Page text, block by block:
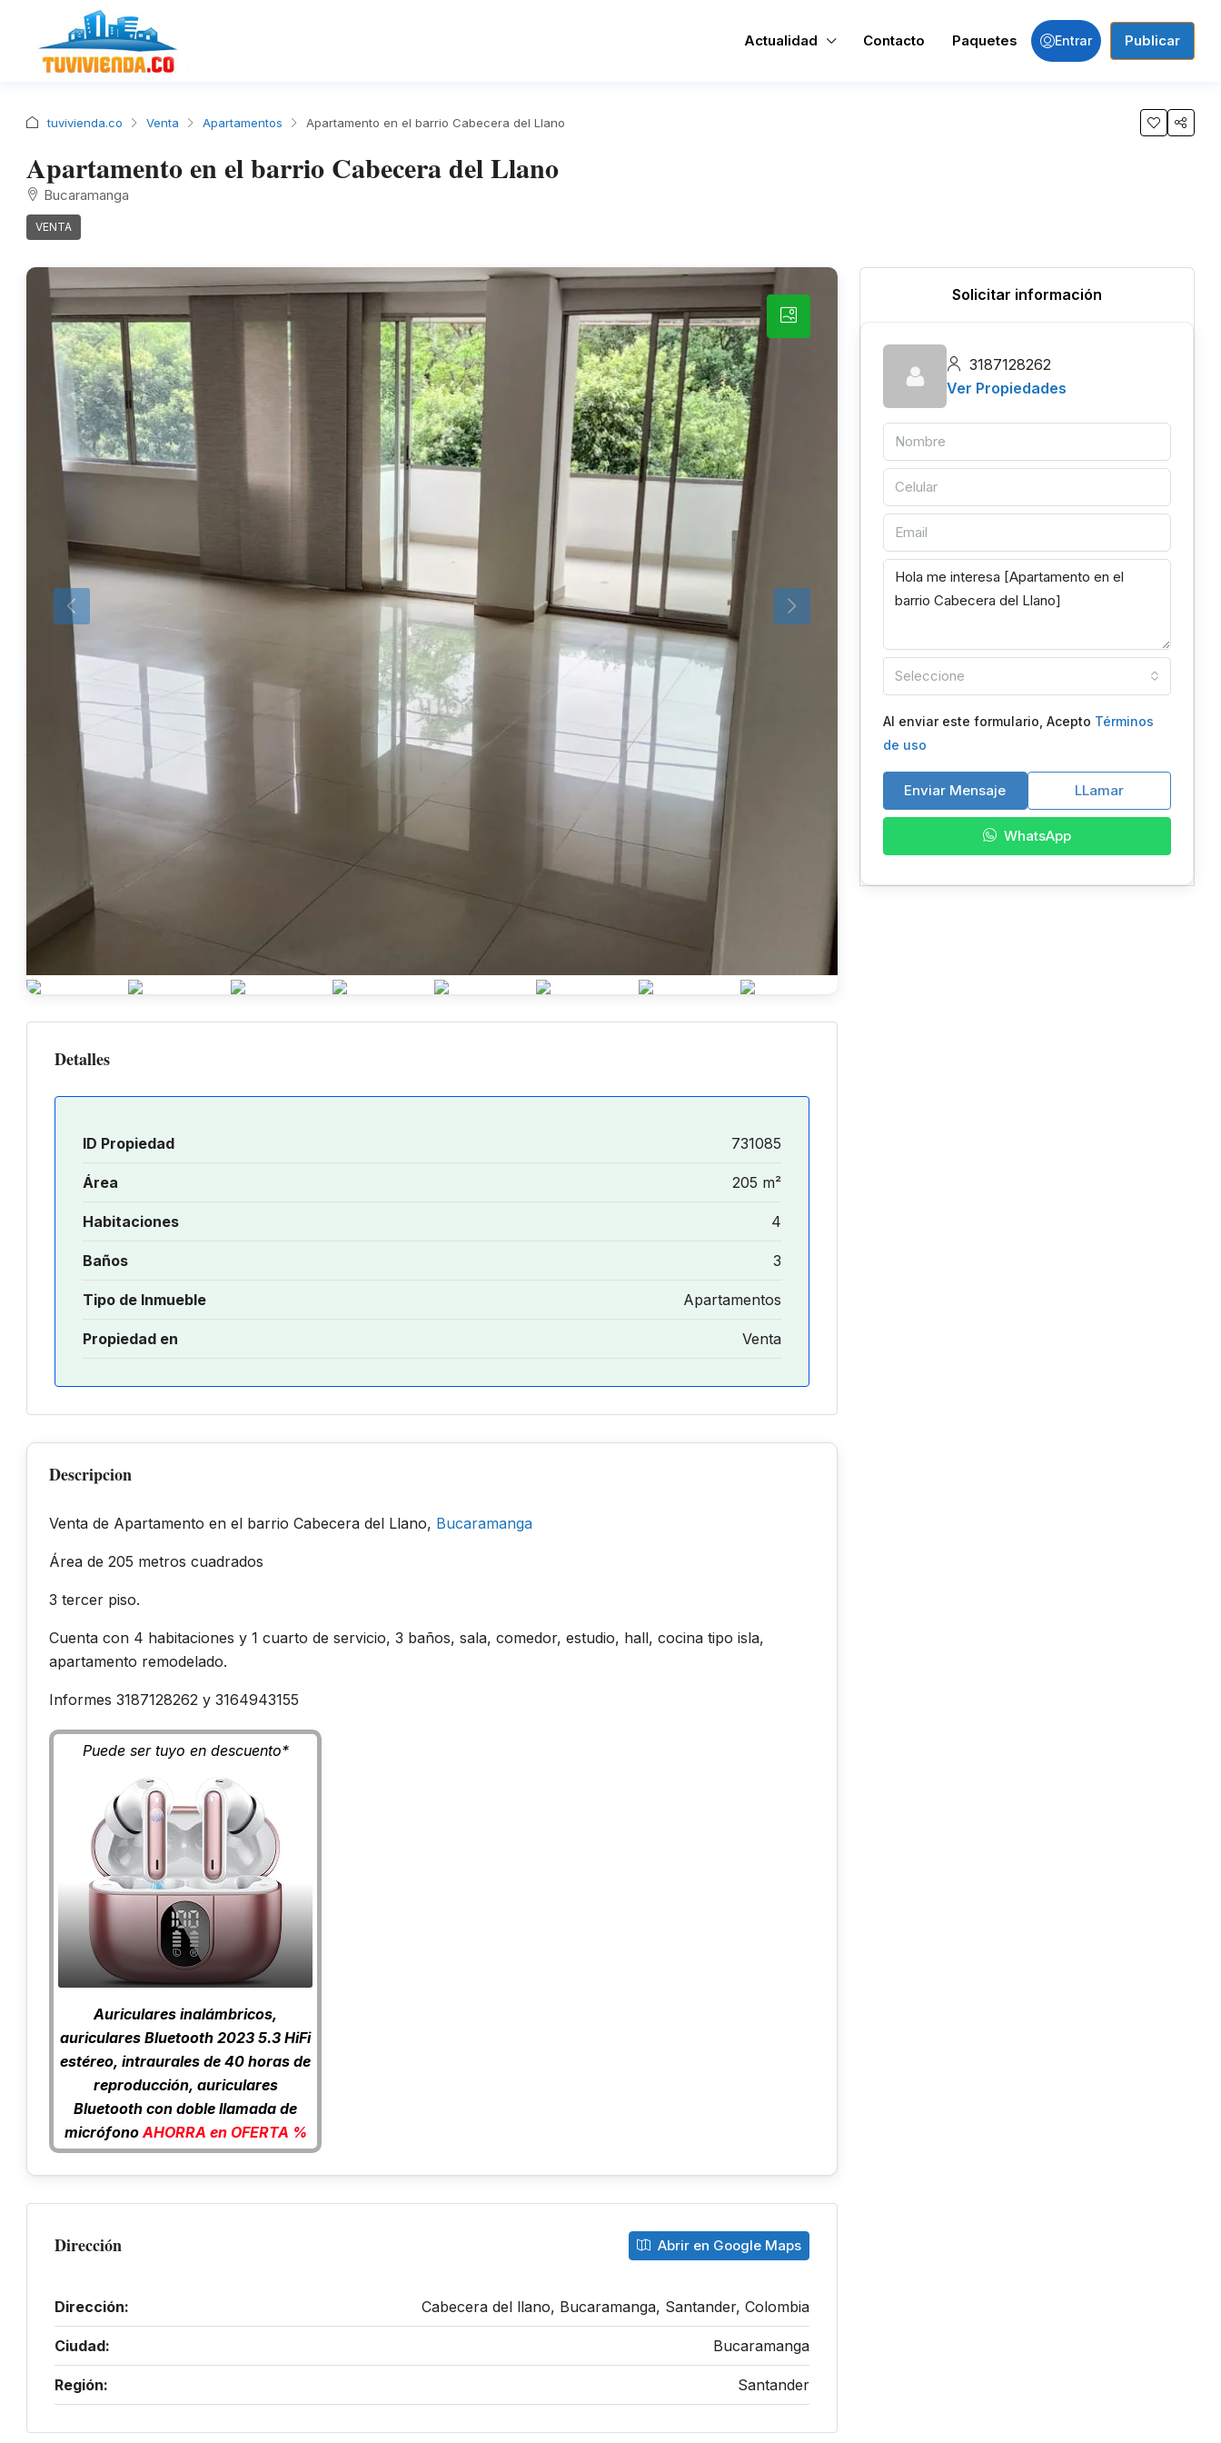
Actualidad Contacto Paquetes Entrar Publicar
tuvivienda.co Venta Apartamentos Apartamento en el barrio Cabecera del Llano
Apartamento en el barrio Cabecera del Llano
Bucaramanga
VENTA
Detalles
ID Propiedad 731085
Área 205 m²
Habitaciones 4
Baños 3
Tipo de Inmueble Apartamentos
Propiedad en Venta
Descripcion
Venta de Apartamento en el barrio Cabecera del Llano, Bucaramanga
Área de 205 metros cuadrados
3 tercer piso.
Cuenta con 4 habitaciones y 1 cuarto de servicio, 3 baños, sala, comedor, estudio, hall, cocina tipo isla,
apartamento remodelado.
Informes 3187128262 y 3164943155
Puede ser tuyo en descuento*
Auriculares inalámbricos,
auriculares Bluetooth 2023 5.3 HiFi
estéreo, intraurales de 40 horas de
reproducción, auriculares
Bluetooth con doble llamada de
micrófonoAHORRA en OFERTA %
Dirección Abrir en Google Maps
Dirección: Cabecera del llano, Bucaramanga, Santander, Colombia
Ciudad: Bucaramanga
Región: Santander
Solicitar información
3187128262
Ver Propiedades
Seleccione
Al enviar este formulario, Acepto Términos
de uso
Enviar Mensaje LLamar
WhatsApp